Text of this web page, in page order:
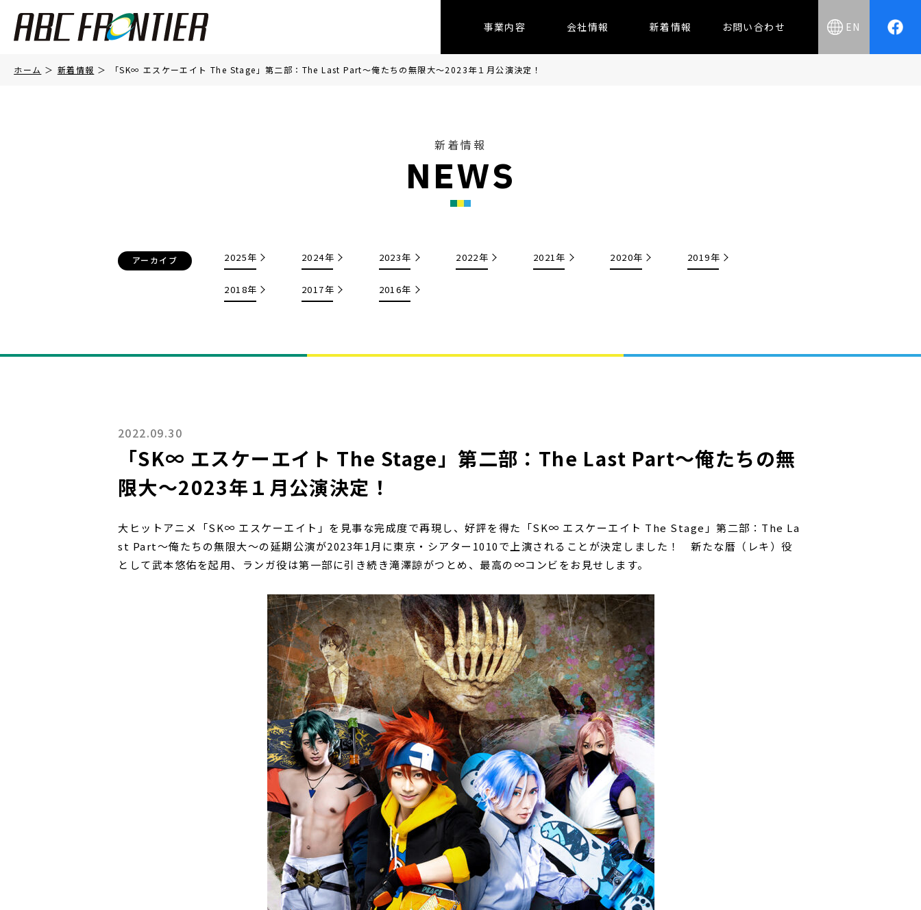
事業内容 会社情報 新着情報 お問い合わせ EN
ホーム 新着情報 「SK∞ エスケーエイト The Stage」第二部：The Last Part～俺たちの無限大～2023年１月公演決定！
新着情報
NEWS
アーカイブ 2025年 2024年 2023年 2022年 2021年 2020年 2019年
2018年 2017年 2016年
2022.09.30
「SK∞ エスケーエイト The Stage」第二部：The Last Part～俺たちの無
限大～2023年１月公演決定！
大ヒットアニメ「SK∞ エスケーエイト」を見事な完成度で再現し、好評を得た「SK∞ エスケーエイト The Stage」第二部：The La
st Part～俺たちの無限大～の延期公演が2023年1月に東京・シアター1010で上演されることが決定しました！ 新たな暦（レキ）役
として武本悠佑を起用、ランガ役は第一部に引き続き滝澤諒がつとめ、最高の∞コンビをお見せします。